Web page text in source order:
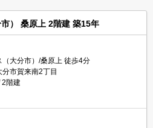
） 桑原上 2階建 築15年
（大分市）/桑原上 徒歩4分
分市賀来南2丁目
2階建